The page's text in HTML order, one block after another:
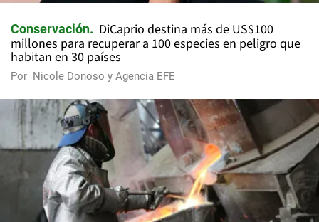
Conservación
DiCaprio destina más de US$100
millones para recuperar a 100 especies en peligro que
habitan en 30 países
Por Nicole Donoso y Agencia EFE